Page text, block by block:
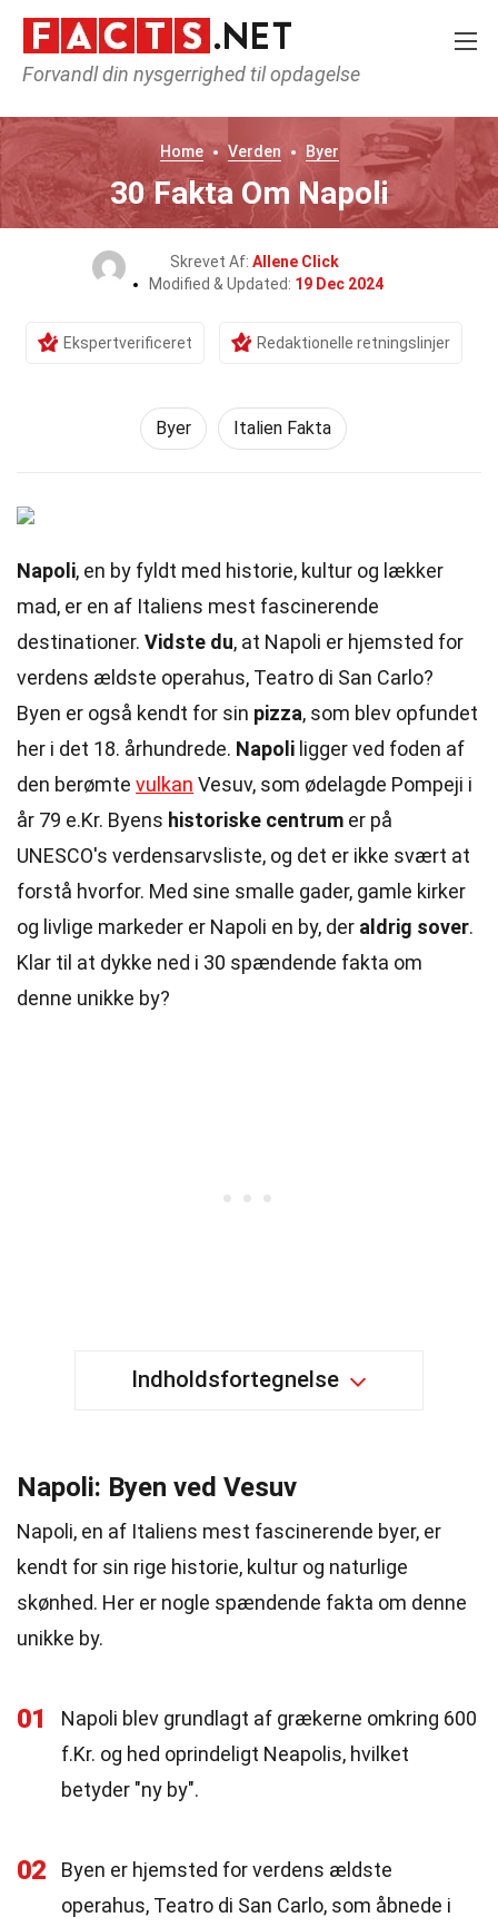
Forvandl din nysgerrighed til opdagelse
Home Verden Byer
30 Fakta Om Napoli
Skrevet Af: Allene Click
Modified & Updated: 19 Dec 2024
Ekspertverificeret Redaktionelle retningslinjer
Byer Italien Fakta
Napoli, en by fyldt med historie, kultur og lækker
mad, er en af Italiens mest fascinerende
destinationer. Vidste du, at Napoli er hjemsted for
verdens ældste operahus, Teatro di San Carlo?
Byen er også kendt for sin pizza, som blev opfundet
her i det 18. århundrede. Napoli ligger ved foden af
den berømte vulkan Vesuv, som ødelagde Pompeji i
år 79 e.Kr. Byens historiske centrum er på
UNESCO's verdensarvsliste, og det er ikke svært at
forstå hvorfor. Med sine smalle gader, gamle kirker
og livlige markeder er Napoli en by, der aldrig sover.
Klar til at dykke ned i 30 spændende fakta om
denne unikke by?
Indholdsfortegnelse
Napoli: Byen ved Vesuv
Napoli, en af Italiens mest fascinerende byer, er
kendt for sin rige historie, kultur og naturlige
skønhed. Her er nogle spændende fakta om denne
unikke by.
01
Napoli blev grundlagt af grækerne omkring 600
f.Kr. og hed oprindeligt Neapolis, hvilket
betyder "ny by".
02
Byen er hjemsted for verdens ældste
operahus, Teatro di San Carlo, som åbnede i